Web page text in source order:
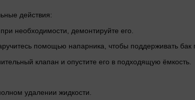
действия:
необходимости, демонтируйте его.
помощью напарника, чтобы поддерживать бак
клапан и опустите его в подходящую ёмкость.
удалении жидкости.